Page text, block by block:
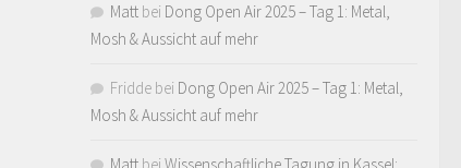
Matt bei Dong Open Air 2025 – Tag 1: Metal,
Mosh & Aussicht auf mehr
Fridde bei Dong Open Air 2025 – Tag 1: Metal,
Mosh & Aussicht auf mehr